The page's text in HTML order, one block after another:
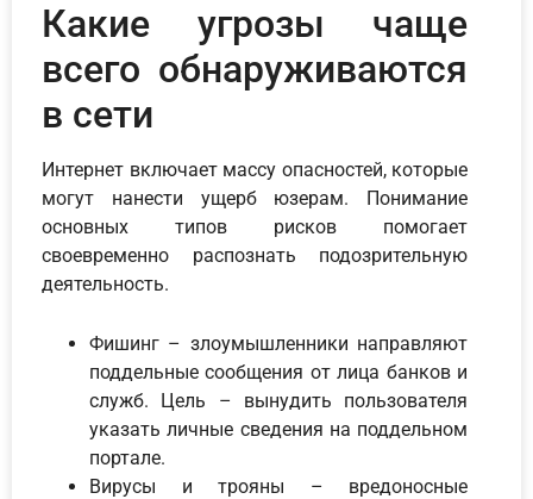
Какие угрозы чаще
всего обнаруживаются
в сети
Интернет включает массу опасностей, которые
могут нанести ущерб юзерам. Понимание
основных типов рисков помогает
своевременно распознать подозрительную
деятельность.
Фишинг – злоумышленники направляют
поддельные сообщения от лица банков и
служб. Цель – вынудить пользователя
указать личные сведения на поддельном
портале.
Вирусы и трояны – вредоносные